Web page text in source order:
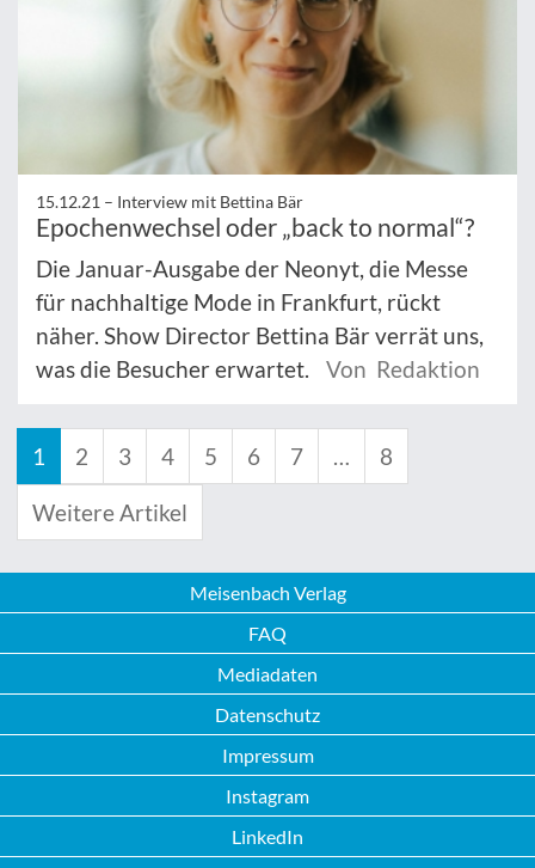
15.12.21 – Interview mit Bettina Bär
Epochenwechsel oder „back to normal“?
Die Januar-Ausgabe der Neonyt, die Messe
für nachhaltige Mode in Frankfurt, rückt
näher. Show Director Bettina Bär verrät uns,
was die Besucher erwartet.
Von Redaktion
1 2 3 4 5 6 7 … 8
Weitere Artikel
Meisenbach Verlag
FAQ
Mediadaten
Datenschutz
Impressum
Instagram
LinkedIn